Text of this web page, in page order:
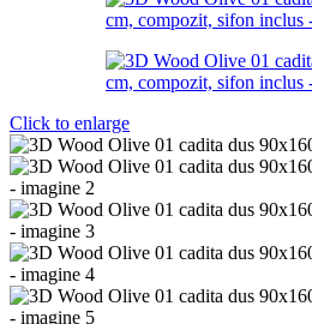
Click to enlarge